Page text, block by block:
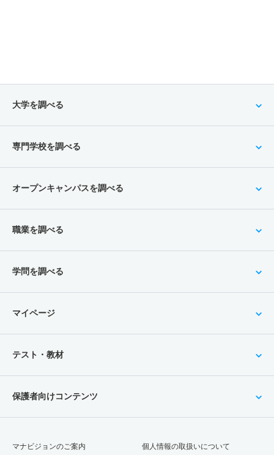
大学を調べる
専門学校を調べる
オープンキャンパスを調べる
職業を調べる
学問を調べる
マイページ
テスト・教材
保護者向けコンテンツ
マナビジョンのご案内 個人情報の取扱いについて